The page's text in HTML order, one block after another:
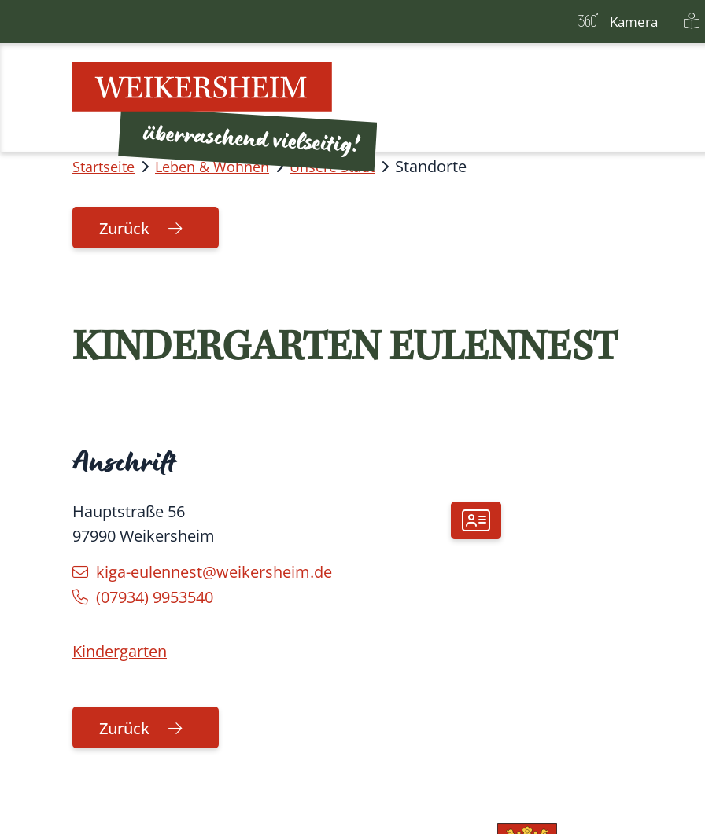
Kamera
Startseite Leben & Wohnen Unsere Stadt Standorte
Zurück
KINDERGARTEN EULENNEST
Anschrift
Hauptstraße 56
97990Weikersheim
kiga-eulennest@weikersheim.de
(07934) 9953540
Kindergarten
Zurück